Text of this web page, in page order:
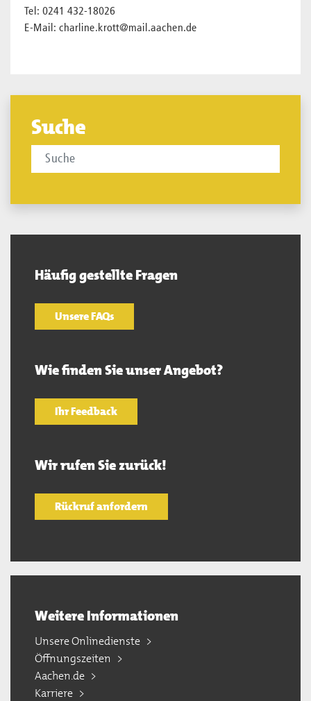
Tel: 0241 432-18026
E-Mail: charline.krott@mail.aachen.de
Suche
Häufig gestellte Fragen
Unsere FAQs
Wie finden Sie unser Angebot?
Ihr Feedback
Wir rufen Sie zurück!
Rückruf anfordern
Weitere Informationen
Unsere Onlinedienste
Öffnungszeiten
Aachen.de
Karriere